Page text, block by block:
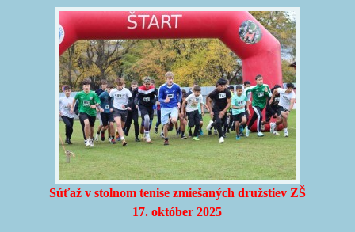
Súťaž v stolnom tenise zmiešaných družstiev ZŠ
17. október 2025